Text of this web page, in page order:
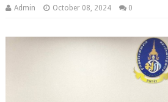
Admin October 08, 2024 0